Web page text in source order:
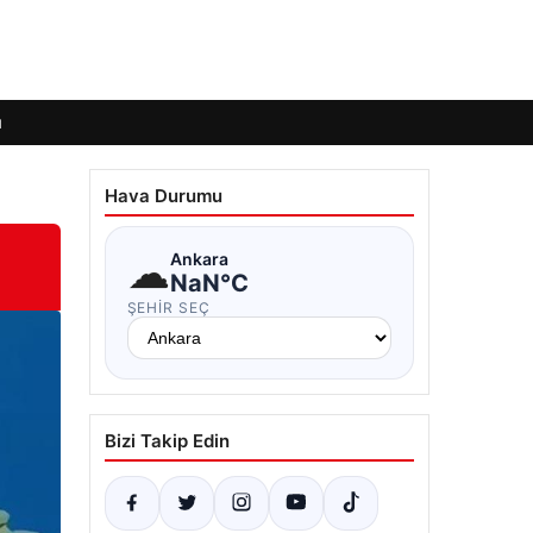
Hava Durumu
☁Ankara
NaN°C
ŞEHIR SEÇ
Bizi Takip Edin